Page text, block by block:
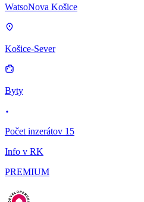
WatsoNova Košice
Košice-Sever
Byty
Počet inzerátov 15
Info v RK
PREMIUM